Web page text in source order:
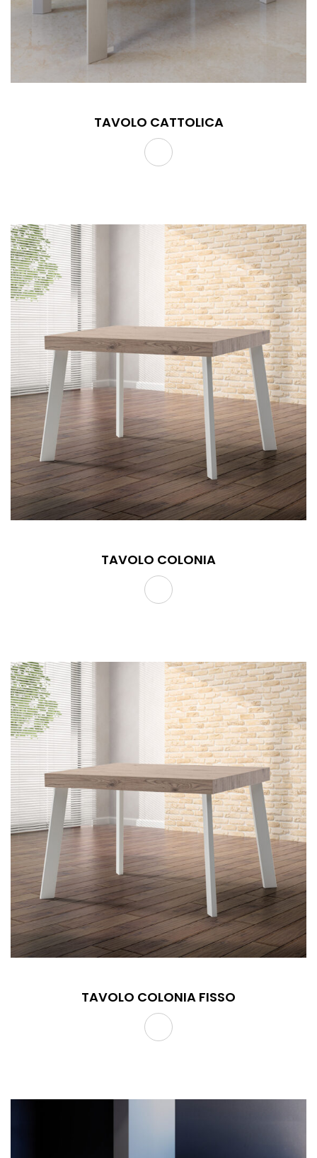
TAVOLO CATTOLICA
TAVOLO COLONIA
TAVOLO COLONIA FISSO